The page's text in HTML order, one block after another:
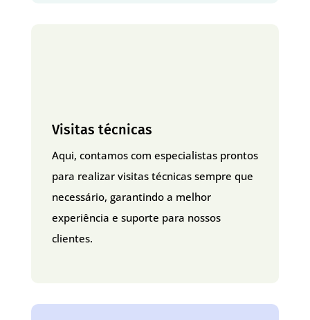
Visitas técnicas
Aqui, contamos com especialistas prontos
para realizar visitas técnicas sempre que
necessário, garantindo a melhor
experiência e suporte para nossos
clientes.